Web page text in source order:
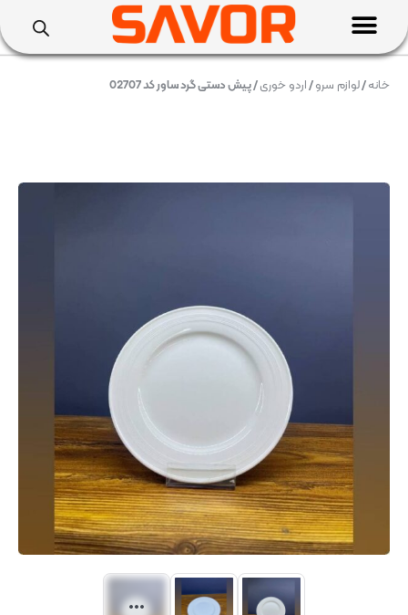
خانه/لوازم سرو/اردو خوری/ پیش دستی گرد ساور کد 02707